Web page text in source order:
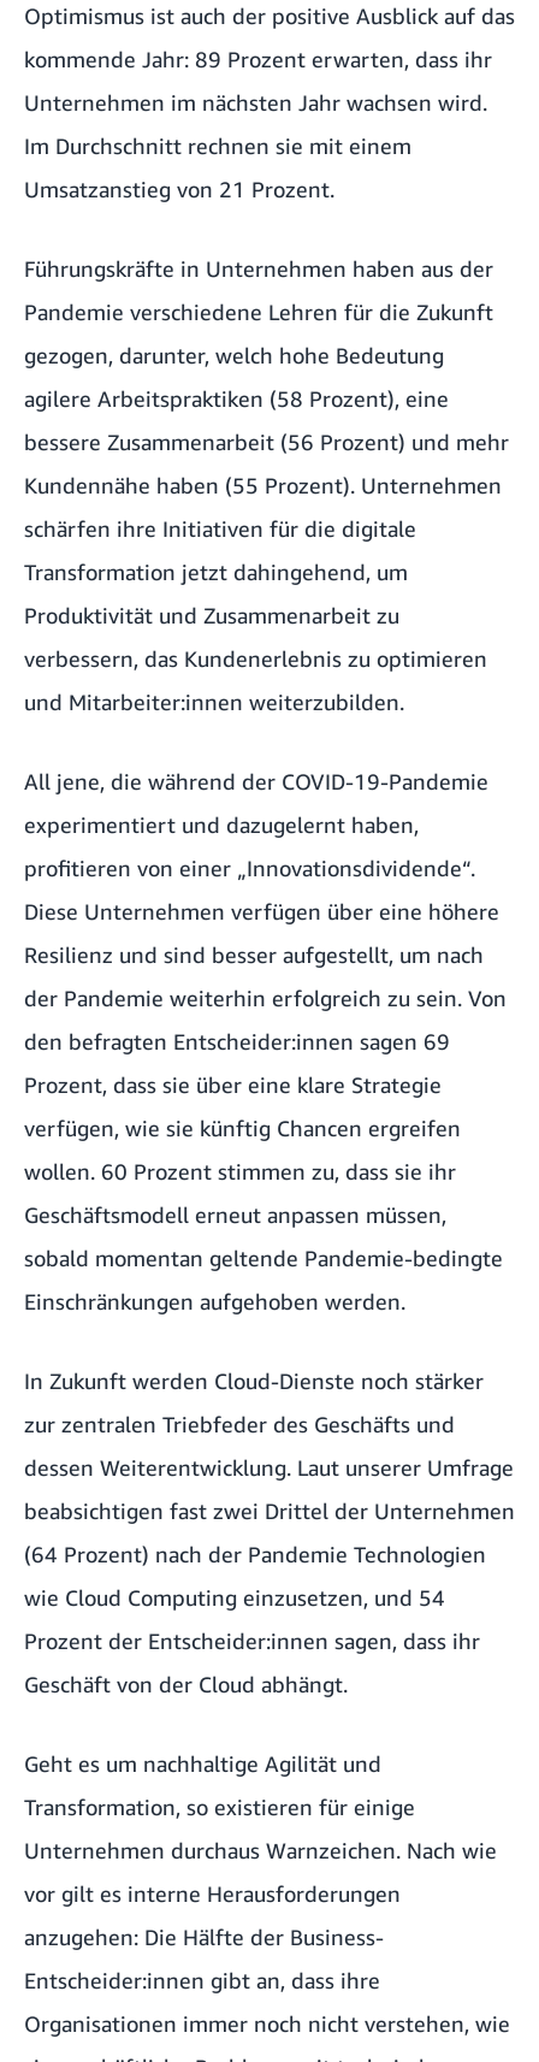
Optimismus ist auch der positive Ausblick auf das
kommende Jahr: 89 Prozent erwarten, dass ihr
Unternehmen im nächsten Jahr wachsen wird.
Im Durchschnitt rechnen sie mit einem
Umsatzanstieg von 21 Prozent.
Führungskräfte in Unternehmen haben aus der
Pandemie verschiedene Lehren für die Zukunft
gezogen, darunter, welch hohe Bedeutung
agilere Arbeitspraktiken (58 Prozent), eine
bessere Zusammenarbeit (56 Prozent) und mehr
Kundennähe haben (55 Prozent). Unternehmen
schärfen ihre Initiativen für die digitale
Transformation jetzt dahingehend, um
Produktivität und Zusammenarbeit zu
verbessern, das Kundenerlebnis zu optimieren
und Mitarbeiter:innen weiterzubilden.
All jene, die während der COVID-19-Pandemie
experimentiert und dazugelernt haben,
profitieren von einer „Innovationsdividende“.
Diese Unternehmen verfügen über eine höhere
Resilienz und sind besser aufgestellt, um nach
der Pandemie weiterhin erfolgreich zu sein. Von
den befragten Entscheider:innen sagen 69
Prozent, dass sie über eine klare Strategie
verfügen, wie sie künftig Chancen ergreifen
wollen. 60 Prozent stimmen zu, dass sie ihr
Geschäftsmodell erneut anpassen müssen,
sobald momentan geltende Pandemie-bedingte
Einschränkungen aufgehoben werden.
In Zukunft werden Cloud-Dienste noch stärker
zur zentralen Triebfeder des Geschäfts und
dessen Weiterentwicklung. Laut unserer Umfrage
beabsichtigen fast zwei Drittel der Unternehmen
(64 Prozent) nach der Pandemie Technologien
wie Cloud Computing einzusetzen, und 54
Prozent der Entscheider:innen sagen, dass ihr
Geschäft von der Cloud abhängt.
Geht es um nachhaltige Agilität und
Transformation, so existieren für einige
Unternehmen durchaus Warnzeichen. Nach wie
vor gilt es interne Herausforderungen
anzugehen: Die Hälfte der Business-
Entscheider:innen gibt an, dass ihre
Organisationen immer noch nicht verstehen, wie